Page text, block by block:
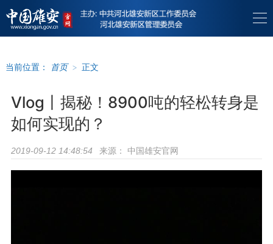
当前位置： 首页 > 正文
Vlog丨揭秘！8900吨的轻松转身是
如何实现的？
2019-09-12 14:48:54 来源： 中国雄安官网